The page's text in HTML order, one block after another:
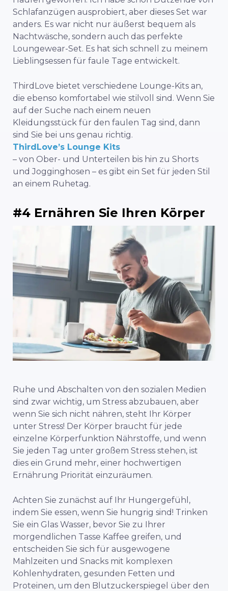
Schlafanzügen ausprobiert, aber dieses Set war
anders. Es war nicht nur äußerst bequem als
Nachtwäsche, sondern auch das perfekte
Loungewear-Set. Es hat sich schnell zu meinem
Lieblingsessen für faule Tage entwickelt.
ThirdLove bietet verschiedene Lounge-Kits an,
die ebenso komfortabel wie stilvoll sind. Wenn Sie
auf der Suche nach einem neuen
Kleidungsstück für den faulen Tag sind, dann
sind Sie bei uns genau richtig.
ThirdLove’s Lounge Kits
– von Ober- und Unterteilen bis hin zu Shorts
und Jogginghosen – es gibt ein Set für jeden Stil
an einem Ruhetag.
#4 Ernähren Sie Ihren Körper
Ruhe und Abschalten von den sozialen Medien
sind zwar wichtig, um Stress abzubauen, aber
wenn Sie sich nicht nähren, steht Ihr Körper
unter Stress! Der Körper braucht für jede
einzelne Körperfunktion Nährstoffe, und wenn
Sie jeden Tag unter großem Stress stehen, ist
dies ein Grund mehr, einer hochwertigen
Ernährung Priorität einzuräumen.
Achten Sie zunächst auf Ihr Hungergefühl,
indem Sie essen, wenn Sie hungrig sind! Trinken
Sie ein Glas Wasser, bevor Sie zu Ihrer
morgendlichen Tasse Kaffee greifen, und
entscheiden Sie sich für ausgewogene
Mahlzeiten und Snacks mit komplexen
Kohlenhydraten, gesunden Fetten und
Proteinen, um den Blutzuckerspiegel über den